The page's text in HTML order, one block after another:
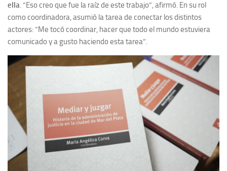
ella. “Eso creo que fue la raíz de este trabajo”, afirmó. En su rol
como coordinadora, asumió la tarea de conectar los distintos
actores: “Me tocó coordinar, hacer que todo el mundo estuviera
comunicado y a gusto haciendo esta tarea”.